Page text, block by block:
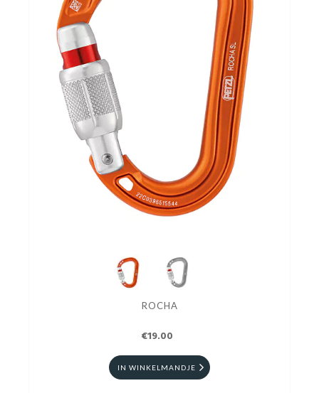
ROCHA
€19.00
IN WINKELMANDJE